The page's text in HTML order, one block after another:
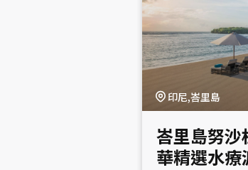
印尼,峇里島
峇里島努沙
華精選水療